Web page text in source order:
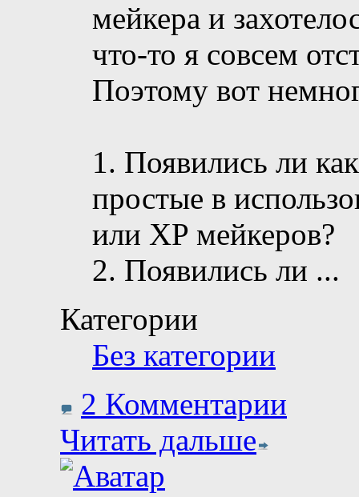
мейкера и
что-то я совсем
Поэтому вот
1. Появились ли
простые в
или XP мейкеров?
2. Появились ли ...
Категории
Без категории
2 Комментарии
Читать дальше